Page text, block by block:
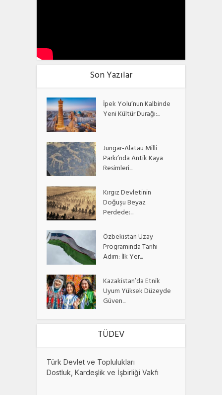
Son Yazılar
İpek Yolu’nun Kalbinde
Yeni Kültür Durağı:...
Jungar-Alatau Milli
Parkı’nda Antik Kaya
Resimleri...
Kırgız Devletinin
Doğuşu Beyaz
Perdede:...
Özbekistan Uzay
Programında Tarihi
Adım: İlk Yer...
Kazakistan’da Etnik
Uyum Yüksek Düzeyde
Güven...
TÜDEV
Türk Devlet ve Toplulukları
Dostluk, Kardeşlik ve İşbirliği Vakfı